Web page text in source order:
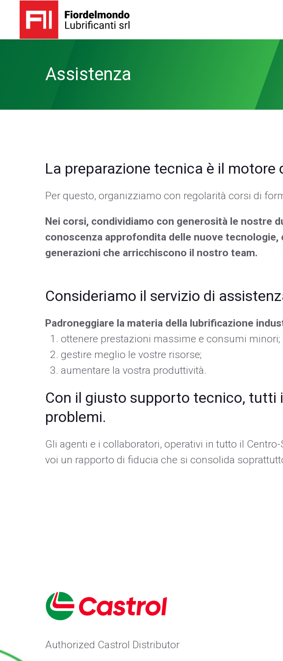
Assistenza
La preparazione tecnica è il
Per questo, organizziamo con regolarità corsi di
Nei corsi, condividiamo con generosità le nostre
conoscenza approfondita delle nuove tecnologie,
generazioni che arricchiscono il nostro team.
Consideriamo il servizio di
Padroneggiare la materia della lubrificazione
ottenere prestazioni massime e consumi minori;
gestire meglio le vostre risorse;
aumentare la vostra produttività.
Con il giusto supporto tecnico,
problemi.
Gli agenti e i collaboratori, operativi in tutto il
voi un rapporto di fiducia che si consolida
Authorized Castrol Distributor